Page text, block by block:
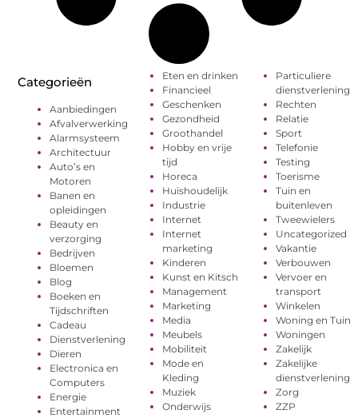
Categorieën
Aanbiedingen
Afvalverwerking
Alarmsysteem
Architectuur
Auto’s en
Motoren
Banen en
opleidingen
Beauty en
verzorging
Bedrijven
Bloemen
Blog
Boeken en
Tijdschriften
Cadeau
Dienstverlening
Dieren
Electronica en
Computers
Energie
Entertainment
Eten en drinken
Financieel
Geschenken
Gezondheid
Groothandel
Hobby en vrije
tijd
Horeca
Huishoudelijk
Industrie
Internet
Internet
marketing
Kinderen
Kunst en Kitsch
Management
Marketing
Media
Meubels
Mobiliteit
Mode en
Kleding
Muziek
Onderwijs
Particuliere
dienstverlening
Rechten
Relatie
Sport
Telefonie
Testing
Toerisme
Tuin en
buitenleven
Tweewielers
Uncategorized
Vakantie
Verbouwen
Vervoer en
transport
Winkelen
Woning en Tuin
Woningen
Zakelijk
Zakelijke
dienstverlening
Zorg
ZZP